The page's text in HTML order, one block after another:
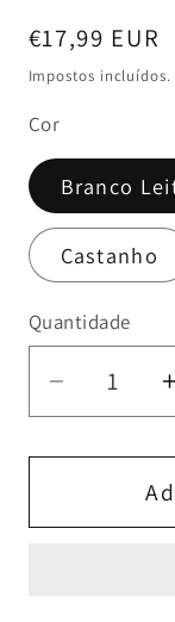
Preço
normal
€17,99 EUR
Impostos incluídos.
Cor
Branco
Castanho
Quantidade
Diminuir
a
Mala